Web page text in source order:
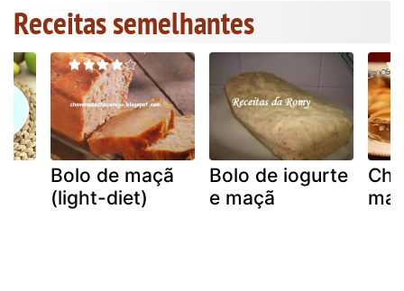
Receitas semelhantes
Bolo de maçã
(light-diet)
Bolo de iogurte
e maçã